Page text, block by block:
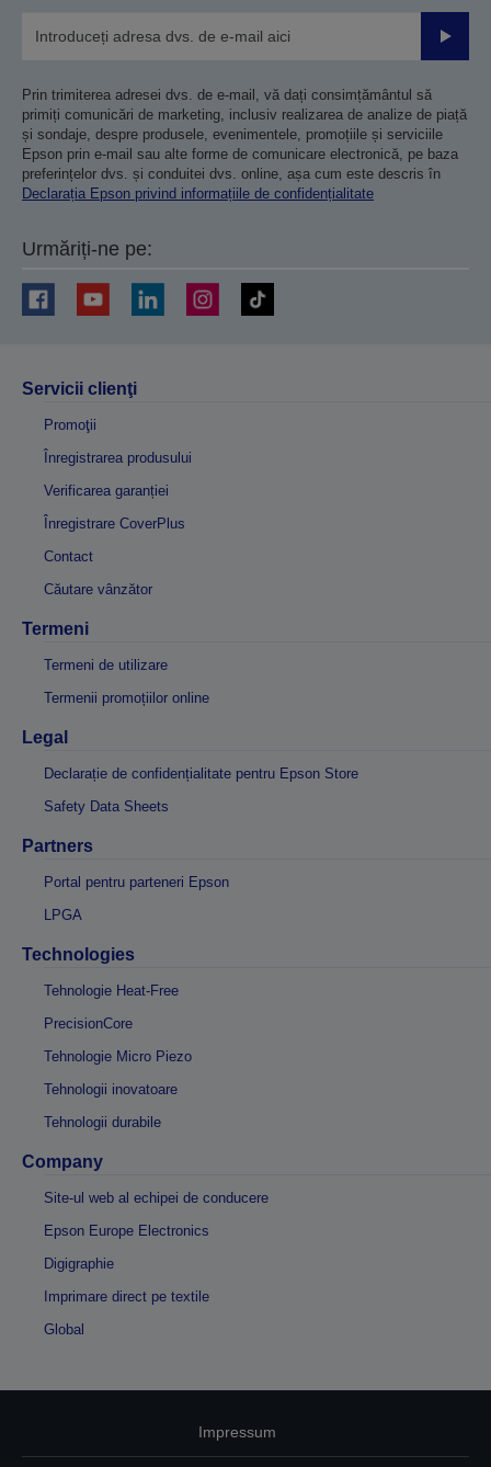
Prin trimiterea adresei dvs. de e-mail, vă dați consimțământul să
primiți comunicări de marketing, inclusiv realizarea de analize de piață
și sondaje, despre produsele, evenimentele, promoțiile și serviciile
Epson prin e-mail sau alte forme de comunicare electronică, pe baza
preferințelor dvs. și conduitei dvs. online, așa cum este descris în
Declarația Epson privind informațiile de confidențialitate
Urmăriți-ne pe:
Servicii clienţi
Promoţii
Înregistrarea produsului
Verificarea garanției
Înregistrare CoverPlus
Contact
Căutare vânzător
Termeni
Termeni de utilizare
Termenii promoțiilor online
Legal
Declarație de confidențialitate pentru Epson Store
Safety Data Sheets
Partners
Portal pentru parteneri Epson
LPGA
Technologies
Tehnologie Heat-Free
PrecisionCore
Tehnologie Micro Piezo
Tehnologii inovatoare
Tehnologii durabile
Company
Site-ul web al echipei de conducere
Epson Europe Electronics
Digigraphie
Imprimare direct pe textile
Global
Impressum